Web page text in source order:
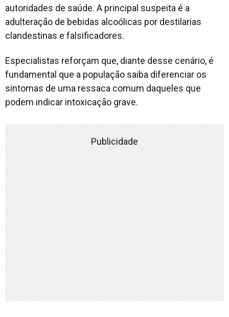
autoridades de saúde. A principal suspeita é a
adulteração de bebidas alcoólicas por destilarias
clandestinas e falsificadores.
Especialistas reforçam que, diante desse cenário, é
fundamental que a população saiba diferenciar os
sintomas de uma ressaca comum daqueles que
podem indicar intoxicação grave.
Publicidade